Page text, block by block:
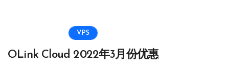
VPS
OLink Cloud 2022年3月份优惠